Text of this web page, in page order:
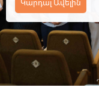
Կարդալ Ավելին